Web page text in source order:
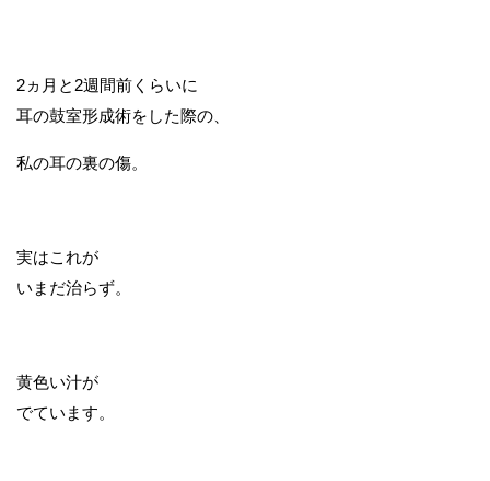
2ヵ月と2週間前くらいに
耳の鼓室形成術をした際の、
私の耳の裏の傷。
実はこれが
いまだ治らず。
黄色い汁が
でています。